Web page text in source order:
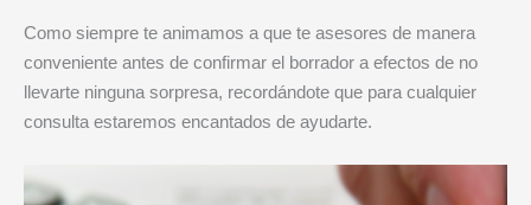
Como siempre te animamos a que te asesores de manera
conveniente antes de confirmar el borrador a efectos de no
llevarte ninguna sorpresa, recordándote que para cualquier
consulta estaremos encantados de ayudarte.